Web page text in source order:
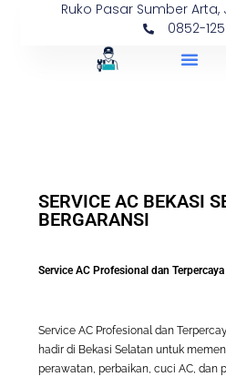
Ruko Pasar Sumber
0852-
SERVICE AC BEKASI
BERGARANSI
Service AC Profesional dan
Service AC Profesional dan
hadir di Bekasi Selatan untuk
perawatan, perbaikan, cuci AC, dan